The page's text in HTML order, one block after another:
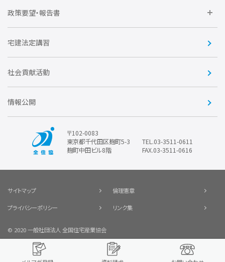
不動産後見アドバイザー資格講習
会
全住協ビジネスショップ
トライアル会員制度
企業会員
賛助会員
政策要望・報告書
住宅・土地税制改正要望
優良事業表彰
宅建法定講習
社会貢献活動
情報公開
〒102-0083
東京都千代田区麹町5-3
麹町中田ビル8階
TEL.03-3511-0611
FAX.03-3511-0616
サイトマップ 倫理憲章
プライバシーポリシー リンク集
© 2020 一般社団法人 全国住宅産業協会